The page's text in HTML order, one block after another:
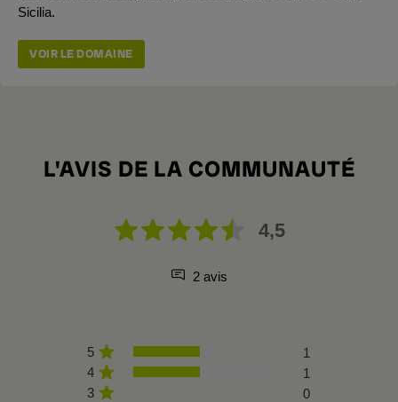
Sicilia.
VOIR LE DOMAINE
L'AVIS DE LA COMMUNAUTÉ
4,5
2 avis
5
1
4
1
3
0